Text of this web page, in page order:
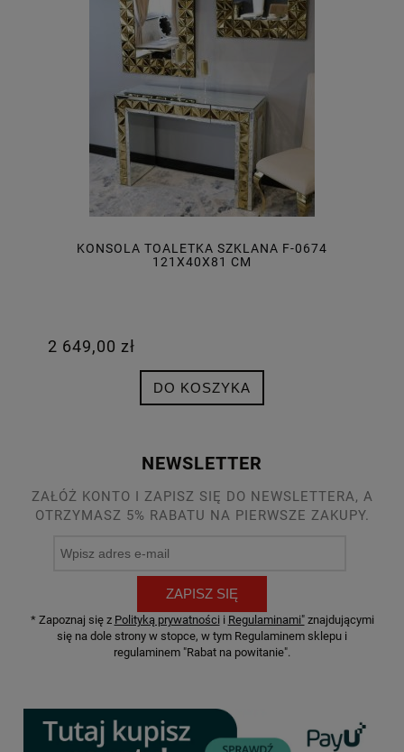
KONSOLA TOALETKA SZKLANA F-0674
121X40X81 CM
2 649,00 zł
DO KOSZYKA
NEWSLETTER
ZAŁÓŻ KONTO I ZAPISZ SIĘ DO NEWSLETTERA, A
OTRZYMASZ 5% RABATU NA PIERWSZE ZAKUPY.
ZAPISZ SIĘ
* Zapoznaj się z Polityką prywatności i Regulaminami"znajdującymi
się na dole strony w stopce, w tym Regulaminem sklepu i
regulaminem "Rabat na powitanie".